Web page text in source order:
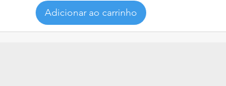
Adicionar ao carrinho